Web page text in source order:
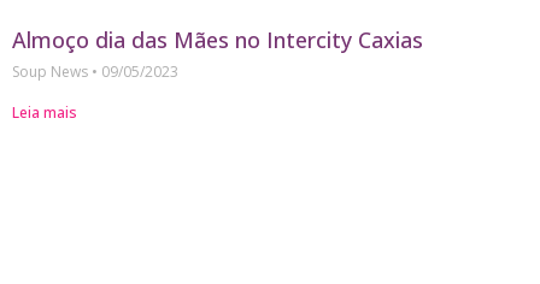
Almoço dia das Mães no Intercity Caxias
Soup News
09/05/2023
Leia mais